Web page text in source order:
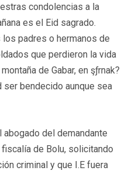
condolencias a la
es el Eid sagrado.
padres o hermanos de
que perdieron la vida
de Gabar, en şƒrnak?
ser bendecido aunque sea
del demandante
de Bolu, solicitando
criminal y que I.E fuera